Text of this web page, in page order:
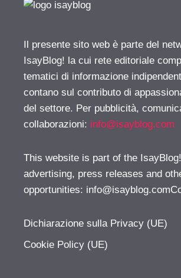
Il presente sito web è parte del
IsayBlog! la cui rete editoriale
tematici di informazione
contano sul contributo di
del settore. Per pubblicità,
collaborazioni: info@isayblog.com
This website is part of the
advertising, press releases and
opportunities:
Dichiarazione sulla Privacy (UE)
Cookie Policy (UE)